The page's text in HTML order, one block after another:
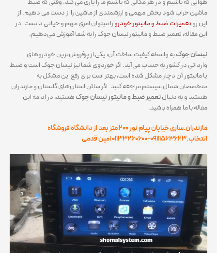
هوایی که باشیم و در هر مکانی که باشیم ما را یاری می کند. وقتی که ضبط
ماشین خراب شود بخش مهمی و ارزشمندی از ماشین را از دست می دهیم. از
این روتعمیرات ضبط و مانیتور خودرورا میتوان امری مهم و حیاتی دانست. در
این مقاله، تعمیر ضبط و مانیتور نیسان جوک را به شما آموزش می‌دهیم.
نیسان جوکبه واسطه کیفیت ساخت آن، یکی از پرفروش‌ترین خودروهای
وارداتی در کشور به حساب می‌آید. اگر خوردوی شما نیز نیسان جوک است و ضبط
یا مانیتور آن دچار مشکل شده است، بهتر است برای رفع این مشکل به
متخصصان شمال سیستم مراجعه کنید. اگر ساکن استان‌های گلستان و مازندران
هستید و به دنبالتعمیر ضبط و مانیتور نیسان جوکهستید، در ادامه این
مقاله با ما همراه باشید.
مازندران.ساری خیابان پیام نور ۲۰۰ متر بعد از دانشگاه فروشگاه
انتخاب.۰۹۱۱۱۵۶۳۶۲۳-
۰۱۱۳۳۲۶۰۶۰۰ امین قدمی